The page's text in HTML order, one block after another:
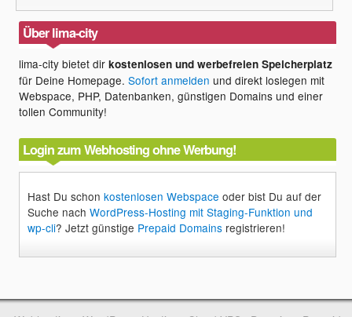
Über lima-city
lima-city bietet dirkostenlosen und werbefreien Speicherplatz
für Deine Homepage.Sofort anmelden und direkt loslegen mit
Webspace, PHP, Datenbanken, günstigen Domains und einer
tollen Community!
Login zum Webhosting ohne Werbung!
Hast Du schonkostenlosen Webspace oder bist Du auf der
Suche nachWordPress-Hosting mit Staging-Funktion und
wp-cli? Jetzt günstige Prepaid Domains registrieren!